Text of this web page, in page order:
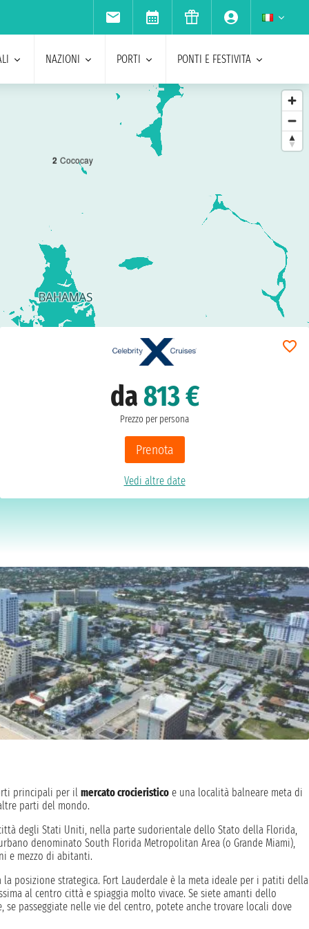
NAZIONI PORTI PONTI E FESTIVITA
2 Cococay
da813 €
Prezzo per persona
Prenota
Vedi altre date
principali per il mercato crocieristicoe una località balneare meta di
parti del mondo.
degli Stati Uniti, nella parte sudorientale dello Stato della Florida,
denominato South Florida Metropolitan Area (o Grande Miami),
e mezzo di abitanti.
posizione strategica. Fort Lauderdale è la meta ideale per i patiti della
al centro città e spiaggia molto vivace. Se siete amanti dello
passeggiate nelle vie del centro, potete anche trovare locali dove